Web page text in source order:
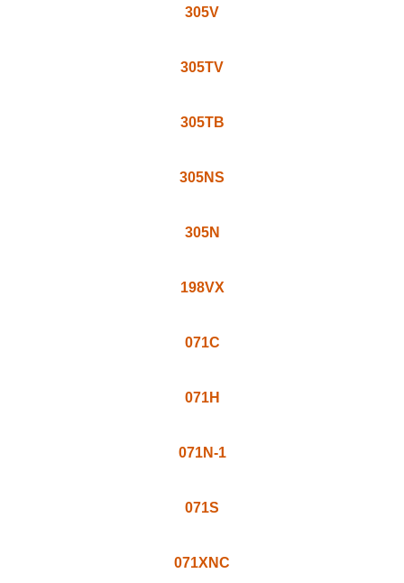
305V
305TV
305TB
305NS
305N
198VX
071C
071H
071N-1
071S
071XNC